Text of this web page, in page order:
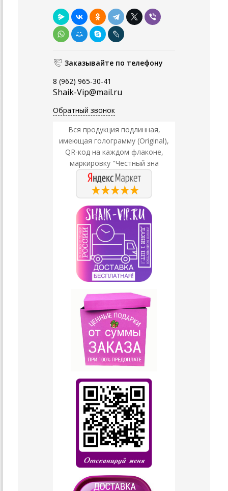
Заказывайте по телефону
8 (962) 965-30-41
Shaik-Vip@mail.ru
Обратный звонок
Вся продукция подлинная,
имеющая голограмму (Original),
QR-код на каждом флаконе,
маркировку "Честный зна